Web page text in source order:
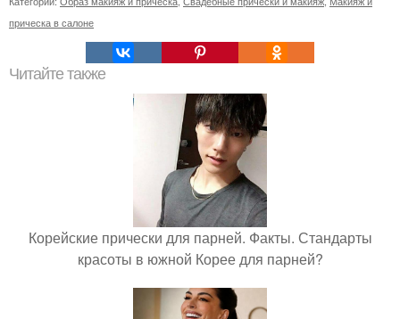
прическа в салоне
Читайте также
Корейские прически для парней. Факты. Стандарты
красоты в южной Корее для парней?